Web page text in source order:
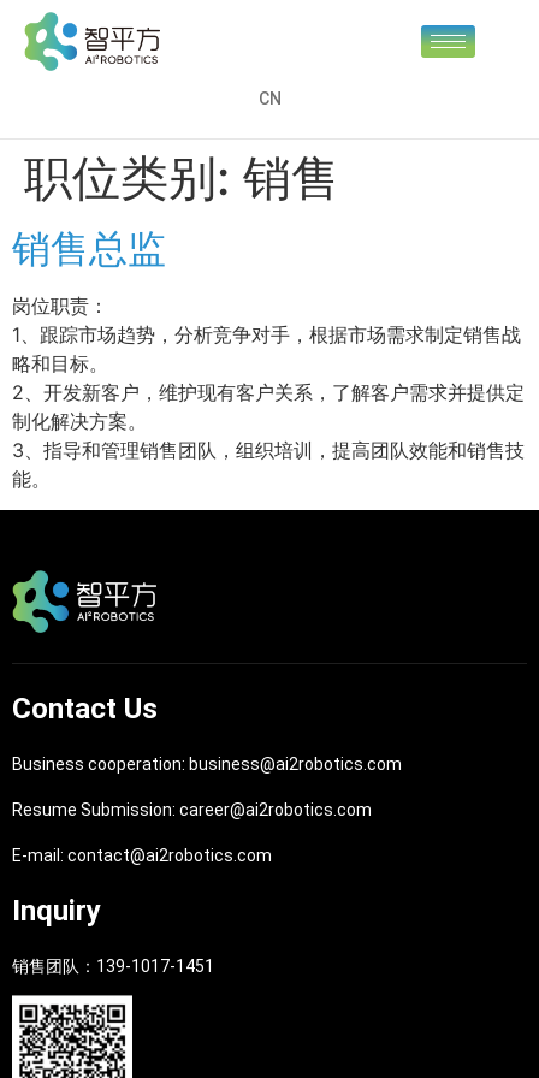
CN
职位类别: 销售
销售总监
岗位职责：
1、跟踪市场趋势，分析竞争对手，根据市场需求制定销售战
略和目标。
2、开发新客户，维护现有客户关系，了解客户需求并提供定
制化解决方案。
3、指导和管理销售团队，组织培训，提高团队效能和销售技
能。
Contact Us
Business cooperation: business@ai2robotics.com
Resume Submission: career@ai2robotics.com
E-mail: contact@ai2robotics.com
Inquiry
销售团队：139-1017-1451